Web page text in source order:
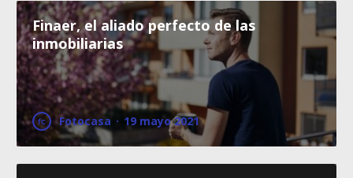
Finaer, el aliado perfecto de las
inmobiliarias
Fotocasa · 19 mayo 2021